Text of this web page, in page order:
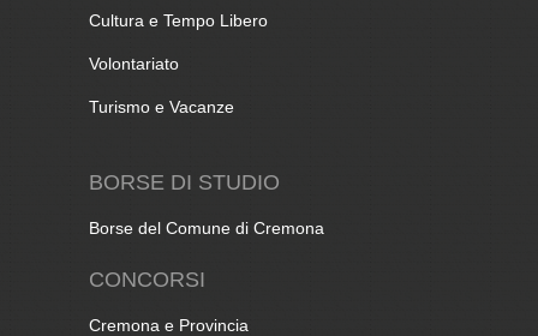
Cultura e Tempo Libero
Volontariato
Turismo e Vacanze
BORSE DI STUDIO
Borse del Comune di Cremona
CONCORSI
Cremona e Provincia